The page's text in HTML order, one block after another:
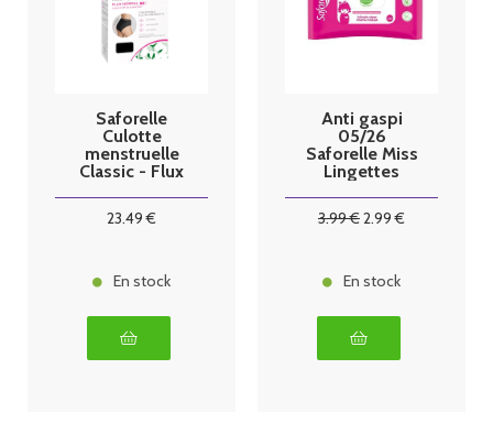
Saforelle
Culotte
menstruelle
Classic - Flux
23.49 €
En stock
Anti gaspi
05/26
Saforelle Miss
Lingettes
s Petites Filles
3.99€2.99 €
En stock